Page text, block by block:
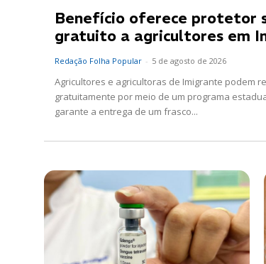
Benefício oferece protetor
gratuito a agricultores em
Redação Folha Popular - 5 de agosto de 2026
Agricultores e agricultoras de Imigrante podem
gratuitamente por meio de um programa
garante a entrega de um frasco...